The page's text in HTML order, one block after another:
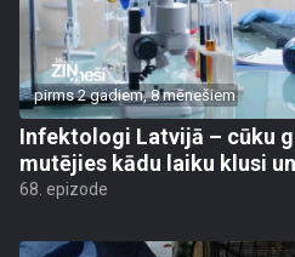
pirms 2 gadiem, 8 mēnešiem
Infektologi Latvijā – cūku
mutējies kādu laiku klusi
68. epizode